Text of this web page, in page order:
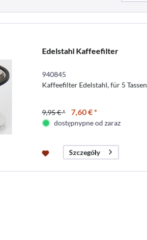
Edelstahl Kaffeefilter
940845
Kaffeefilter Edelstahl, für 5 Tassen
9,95 € * 7,60 € *
dostępnypne od zaraz
Szczegóły